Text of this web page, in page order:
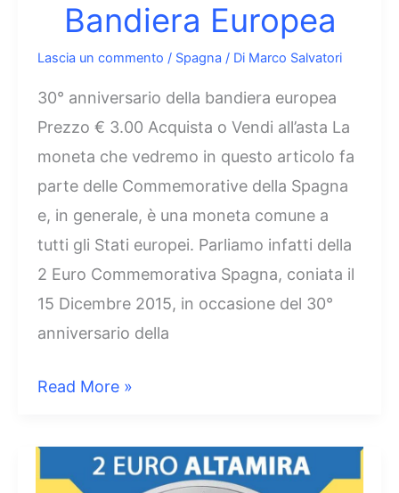
Bandiera Europea
Lascia un commento / Spagna / Di Marco Salvatori
30° anniversario della bandiera europea
Prezzo € 3.00 Acquista o Vendi all’asta La
moneta che vedremo in questo articolo fa
parte delle Commemorative della Spagna
e, in generale, è una moneta comune a
tutti gli Stati europei. Parliamo infatti della
2 Euro Commemorativa Spagna, coniata il
15 Dicembre 2015, in occasione del 30°
anniversario della
2
Spagna
2015
Read More »